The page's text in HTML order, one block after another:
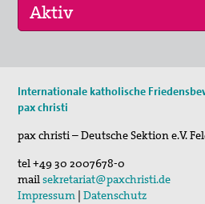
Spiritualität
Gedenken an Josef Ruf
Texte zum Thema Spiritualität
Selig, die Frieden stiften - Pilgern
Internationale katholische
pax christi
pax christi – Deutsche Sektion e.V.
tel+49 30 2007678-0
mailsekretariat@paxchristi.de
Impressum |Datenschutz